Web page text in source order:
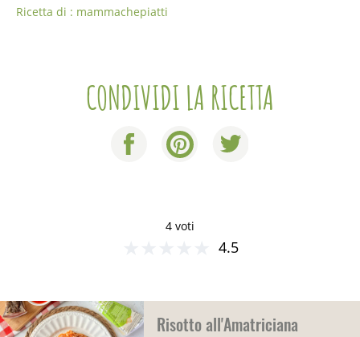
Ricetta di : mammachepiatti
CONDIVIDI LA RICETTA
4 voti
4.5
Risotto all'Amatriciana